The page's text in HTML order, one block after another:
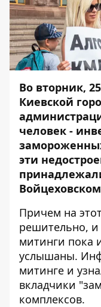
Во вторник,
Киевской
человек -
эти
Причем на
решительно,
митинги пока
услышаны.
митинге и
вкладчики
комплексов.